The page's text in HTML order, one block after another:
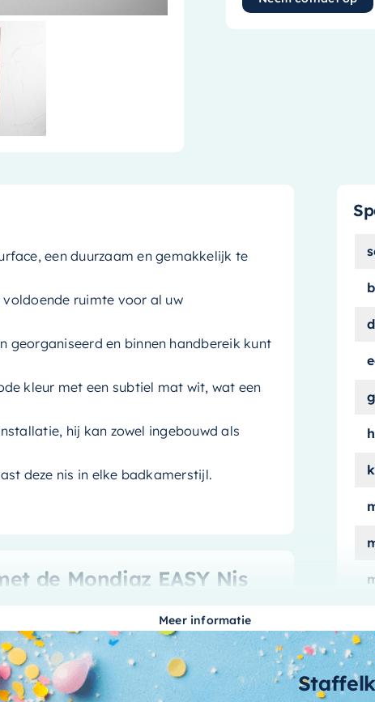
een duurzaam en gemakkelijk te
voldoende ruimte voor al uw
georganiseerd en binnen handbereik kunt
kleur met een subtiel mat wit, wat een
hij kan zowel ingebouwd als
deze nis in elke badkamerstijl.
de Mondiaz EASY Nis
van functionaliteit en stijl. Deze nis,
is ontworpen om uw
moderne uitstraling te geven.
Meer informatie